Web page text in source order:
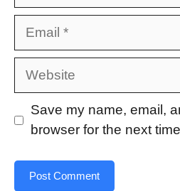
Website
Save my name, email,
browser for the next